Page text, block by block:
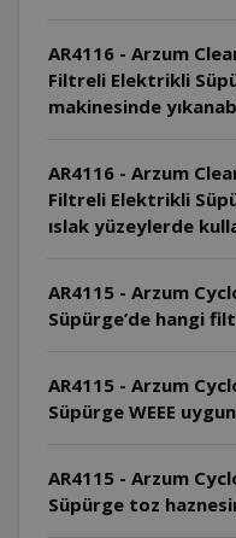
AR4116 - Arzum
Filtreli Elektrikli
makinesinde
AR4116 - Arzum
Filtreli Elektrikli
ıslak yüzeylerde
AR4115 - Arzum
Süpürge’de hangi
AR4115 - Arzum
Süpürge WEEE
AR4115 - Arzum
Süpürge toz